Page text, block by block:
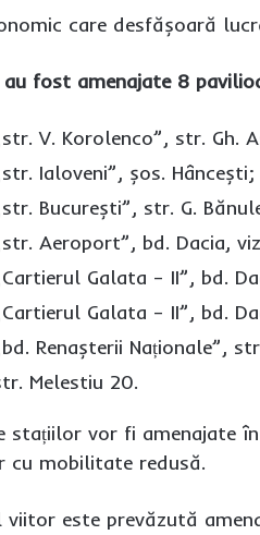
care desfășoară
au fost amenajate 8
V. Korolenco”, str. Gh.
Ialoveni”, șos. Hâncești;
București”, str. G.
Aeroport”, bd. Dacia,
Galata – II”, bd.
Galata – II”, bd.
Renașterii Naționale”,
Melestiu 20.
stațiilor vor fi amenajate
cu mobilitate redusă.
viitor este prevăzută